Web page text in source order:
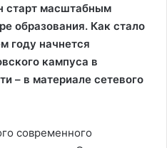
старт масштабным
образования. Как стало
году начнется
кампуса в
– в материале сетевого
современного